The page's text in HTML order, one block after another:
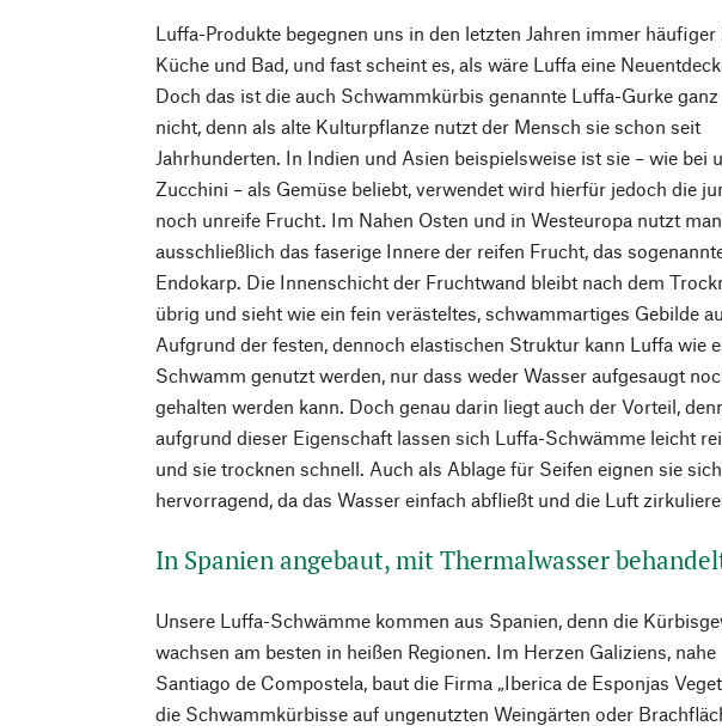
Luffa-Produkte begegnen uns in den letzten Jahren immer häufiger
Küche und Bad, und fast scheint es, als wäre Luffa eine
Doch das ist die auch Schwammkürbis genannte Luffa-Gurke
nicht, denn als alte Kulturpflanze nutzt der Mensch sie schon seit
Jahrhunderten. In Indien und Asien beispielsweise ist sie – wie bei
Zucchini – als Gemüse beliebt, verwendet wird hierfür jedoch die
noch unreife Frucht. Im Nahen Osten und in Westeuropa nutzt
ausschließlich das faserige Innere der reifen Frucht, das
Endokarp. Die Innenschicht der Fruchtwand bleibt nach dem
übrig und sieht wie ein fein verästeltes, schwammartiges Gebilde
Aufgrund der festen, dennoch elastischen Struktur kann Luffa wie
Schwamm genutzt werden, nur dass weder Wasser aufgesaugt
gehalten werden kann. Doch genau darin liegt auch der Vorteil,
aufgrund dieser Eigenschaft lassen sich Luffa-Schwämme leicht
und sie trocknen schnell. Auch als Ablage für Seifen eignen sie sich
hervorragend, da das Wasser einfach abfließt und die Luft
In Spanien angebaut, mit Thermalwasser
Unsere Luffa-Schwämme kommen aus Spanien, denn die
wachsen am besten in heißen Regionen. Im Herzen Galiziens, nahe
Santiago de Compostela, baut die Firma „Iberica de Esponjas
die Schwammkürbisse auf ungenutzten Weingärten oder